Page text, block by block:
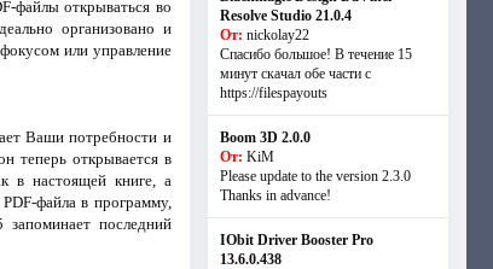
файлы открываться во
организовано и
или управление
Ваши потребности и
теперь открывается в
в настоящей книге, а
файла в программу,
последний
Resolve Studio 21.0.4
От: nickolay22
Спасибо большое! В течение 15
минут скачал обе части с
https://filespayouts
Boom 3D 2.0.0
От: KiM
Please update to the version 2.3.0
Thanks in advance!
IObit Driver Booster Pro
13.6.0.438